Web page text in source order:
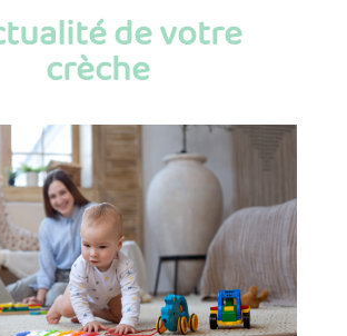
de votre
crèche